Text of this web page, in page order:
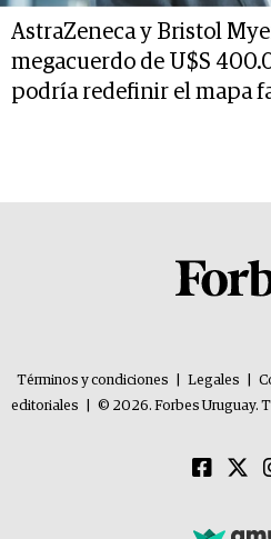
AstraZeneca y Bristol
megacuerdo de U$S
podría redefinir el mapa
Términos y condiciones Legales
editoriales
© 2026. Forbes Uruguay.